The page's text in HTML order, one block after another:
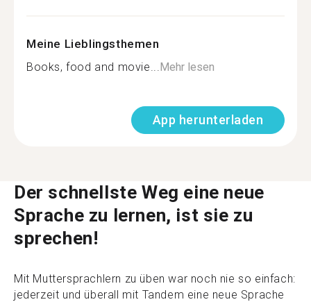
Meine Lieblingsthemen
Books, food and movie... Mehr lesen
App herunterladen
Der schnellste Weg eine neue
Sprache zu lernen, ist sie zu
sprechen!
Mit Muttersprachlern zu üben war noch nie so einfach:
jederzeit und überall mit Tandem eine neue Sprache